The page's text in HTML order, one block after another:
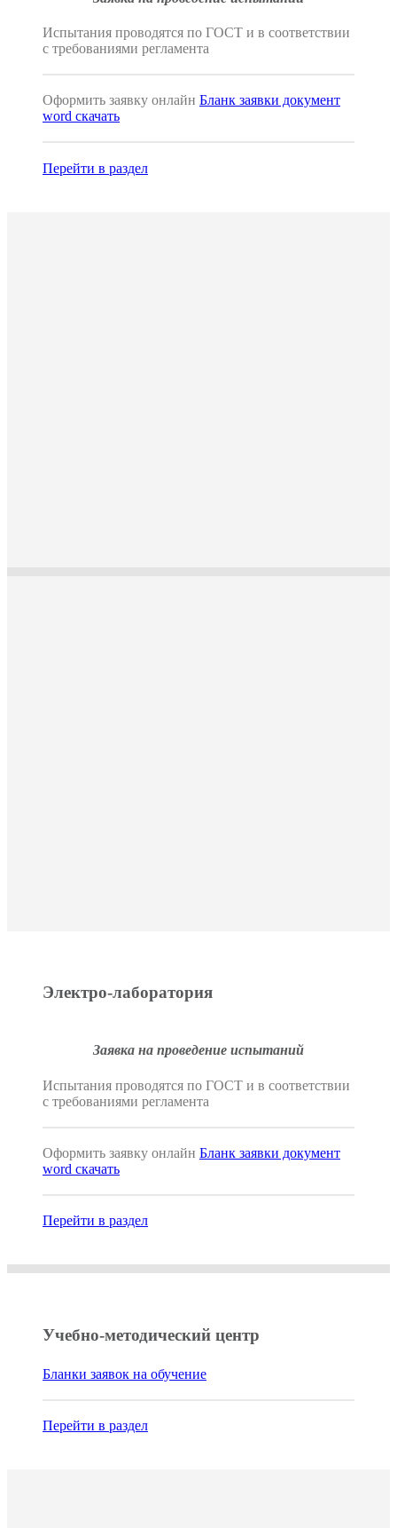
Испытания проводятся по ГОСТ и в соответствии
с требованиями регламента
Оформить заявку онлайн Бланк заявки документ
word скачать
Перейти в раздел
Электро-лаборатория
Заявка на проведение испытаний
Испытания проводятся по ГОСТ и в соответствии
с требованиями регламента
Оформить заявку онлайн Бланк заявки документ
word скачать
Перейти в раздел
Учебно-методический центр
Бланки заявок на обучение
Перейти в раздел